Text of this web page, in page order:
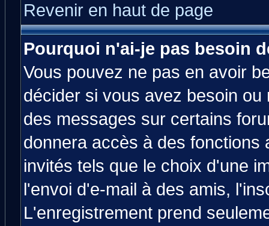
Revenir en haut de page
Pourquoi n'ai-je pas besoin
Vous pouvez ne pas en avoir
décider si vous avez besoin
des messages sur certains
donnera accès à des fonctions
invités tels que le choix d'une
l'envoi d'e-mail à des amis,
L'enregistrement prend